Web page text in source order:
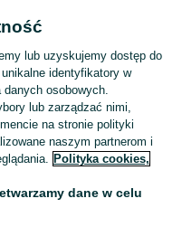
Skorzystaj z największego serwisu ogłoszeniowego w Polsce. Kupuj to, czego pragniesz i sprzedawaj to, czego już nie potrzebujesz w kategorii Stoły! Zobacz
lub uzyskujemy dostęp do
identyfikatory w
osobowych.
lub zarządzać nimi,
na stronie polityki
naszym partnerom i
Polityka cookies,
dane w celu